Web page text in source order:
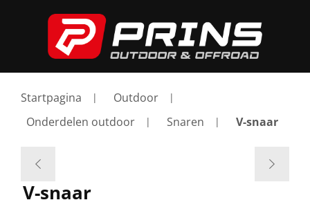
Startpagina
Outdoor
Onderdelen outdoor
Snaren V-snaar
V-snaar